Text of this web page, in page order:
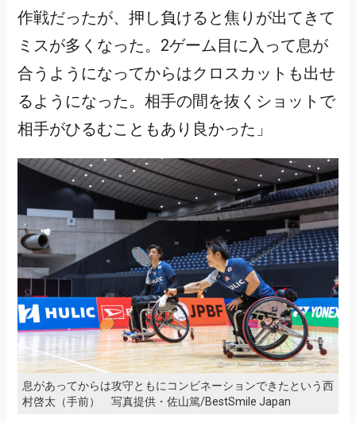
作戦だったが、押し負けると焦りが出てきて
ミスが多くなった。2ゲーム目に入って息が
合うようになってからはクロスカットも出せ
るようになった。相手の間を抜くショットで
相手がひるむこともあり良かった」
息があってからは攻守ともにコンビネーションできたという西
村啓太（手前） 写真提供・佐山篤/BestSmile Japan